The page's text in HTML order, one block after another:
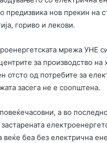
нов прекин на
гориво и лекови.
мрежа УНЕ
за производство
отсто од потребите за
засега не е соопштена.
а во
беа без електрична